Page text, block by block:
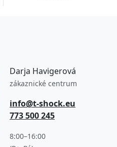
Darja Havigerová
zákaznické centrum
info@t-shock.eu
773 500 245
8:00–16:00